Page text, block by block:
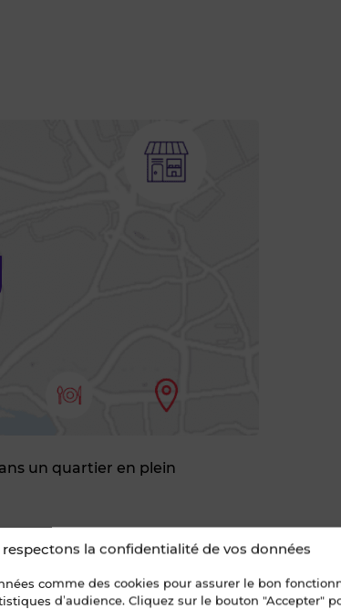
respectons la confidentialité de vos données
comme des cookies pour assurer le bon
d’audience. Cliquez sur le bouton "Accepter"
un quartier en plein
de gaz à effet de